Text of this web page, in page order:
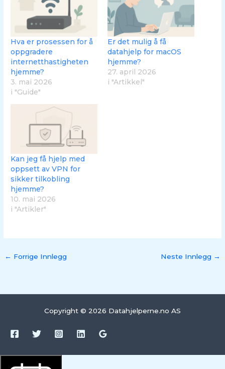
Hva er prosessen for å
oppgradere
internetthastigheten
hjemme?
3. mai 2026
i "Guide"
Er det mulig å få
datahjelp for macOS
hjemme?
27. april 2026
i "Artikkel"
Kan jeg få hjelp med
oppsett av VPN for
sikker tilkobling
hjemme?
10. mai 2026
i "Artikler"
← Forrige Innlegg Neste Innlegg →
Copyright © 2026 Datahjelperne.no AS